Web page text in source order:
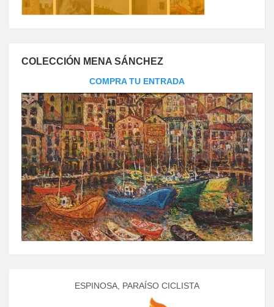
COLECCIÓN MENA SÁNCHEZ
COMPRA TU ENTRADA
ESPINOSA, PARAÍSO CICLISTA